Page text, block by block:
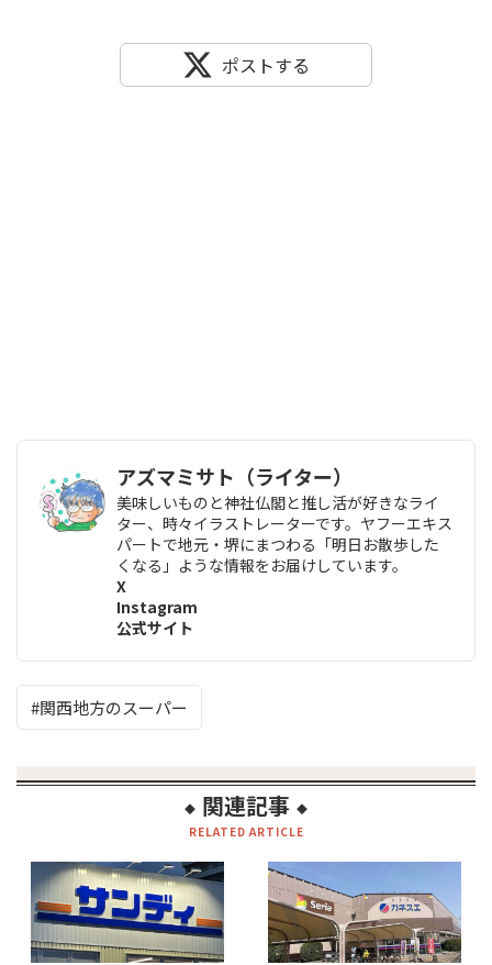
ポストする
アズマミサト（ライター）
美味しいものと神社仏閣と推し活が好きなライ
ター、時々イラストレーターです。ヤフーエキス
パートで地元・堺にまつわる「明日お散歩した
くなる」ような情報をお届けしています。
X
Instagram
公式サイト
関西地方のスーパー
◆ 関連記事 ◆
RELATED ARTICLE